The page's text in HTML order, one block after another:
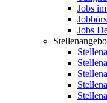
Jobs
Jobs